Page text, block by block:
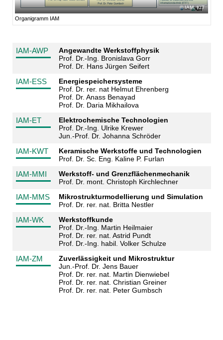
IAM, KIT
Organigramm IAM
IAM-AWP
Angewandte Werkstoffphysik
Prof. Dr.‐Ing. Bronislava Gorr
Prof. Dr. Hans Jürgen Seifert
IAM-ESS
Energiespeichersysteme
Prof. Dr. rer. nat Helmut Ehrenberg
Prof. Dr. Anass Benayad
Prof. Dr. Daria Mikhailova
IAM-ET
Elektrochemische Technologien
Prof. Dr.-Ing. Ulrike Krewer
Jun.-Prof. Dr. Johanna Schröder
IAM-KWT
Keramische Werkstoffe und Technologien
Prof. Dr. Sc. Eng. Kaline P. Furlan
IAM-MMI
Werkstoff- und Grenzflächenmechanik
Prof. Dr. mont. Christoph Kirchlechner
IAM-MMS
Mikrostrukturmodellierung und Simulation
Prof. Dr. rer. nat. Britta Nestler
IAM-WK
Werkstoffkunde
Prof. Dr.-Ing. Martin Heilmaier
Prof. Dr. rer. nat. Astrid Pundt
Prof. Dr.-Ing. habil. Volker Schulze
IAM-ZM
Zuverlässigkeit und Mikrostruktur
Jun.-Prof. Dr. Jens Bauer
Prof. Dr. rer. nat. Martin Dienwiebel
Prof. Dr. rer. nat. Christian Greiner
Prof. Dr. rer. nat. Peter Gumbsch